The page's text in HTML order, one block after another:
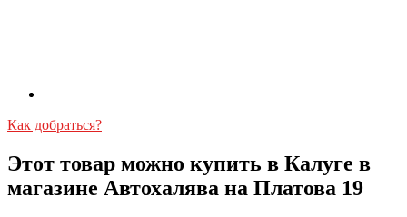
Как добраться?
Этот товар можно купить в Калуге в
магазине Автохалява на Платова 19